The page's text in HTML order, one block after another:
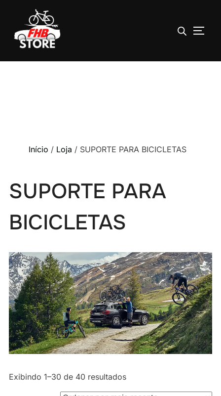
Início / Loja / SUPORTE PARA BICICLETAS
SUPORTE PARA
BICICLETAS
Exibindo 1–30 de 40 resultadosClassificado
por